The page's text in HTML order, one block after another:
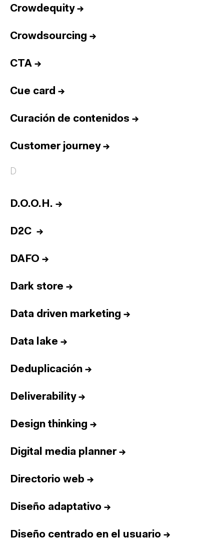
Crowdequity→
Crowdsourcing →
CTA →
Cue card →
Curación de contenidos →
Customer journey→
D
D.O.O.H. →
D2C →
DAFO →
Dark store →
Data driven marketing →
Data lake →
Deduplicación →
Deliverability→
Design thinking →
Digital media planner→
Directorio web →
Diseño adaptativo →
Diseño centrado en el usuario →